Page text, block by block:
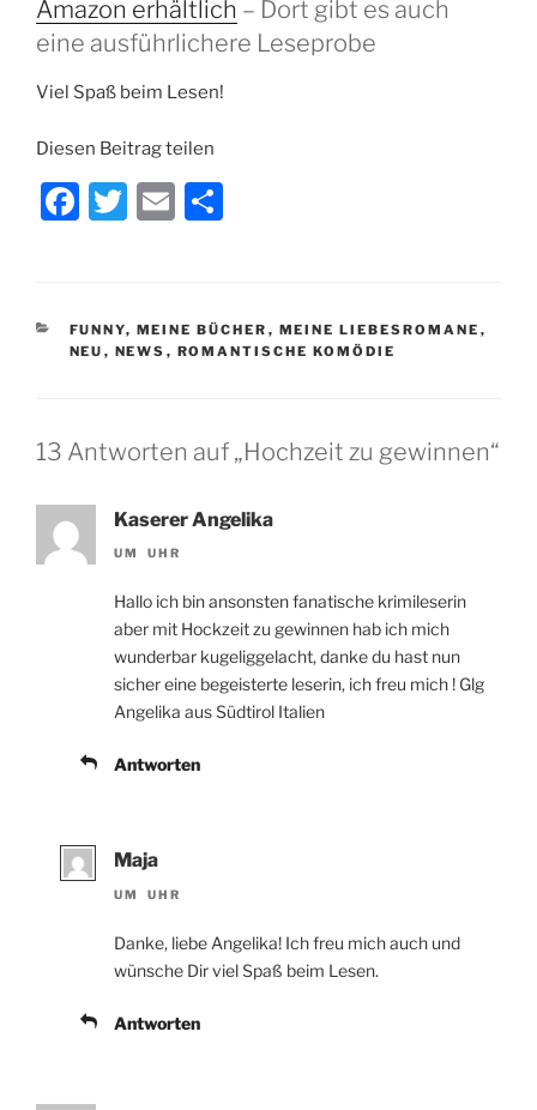
Amazon erhältlich – Dort gibt es auch
eine ausführlichere Leseprobe
Viel Spaß beim Lesen!
Diesen Beitrag teilen
F
e
b
k
T
er
E
l
n
KATEGORIEN
FUNNY, MEINE BÜCHER , MEINE LIEBESROMANE ,
NEU , NEWS , ROMANTISCHE KOMÖDIE
13 Antworten auf „Hochzeit zu gewinnen“
Kaserer Angelika
UM UHR
Hallo ich bin ansonsten fanatische krimileserin
aber mit Hockzeit zu gewinnen hab ich mich
wunderbar kugeliggelacht, danke du hast nun
sicher eine begeisterte leserin, ich freu mich ! Glg
Angelika aus Südtirol Italien
Antworten
Maja
UM UHR
Danke, liebe Angelika! Ich freu mich auch und
wünsche Dir viel Spaß beim Lesen.
Antworten